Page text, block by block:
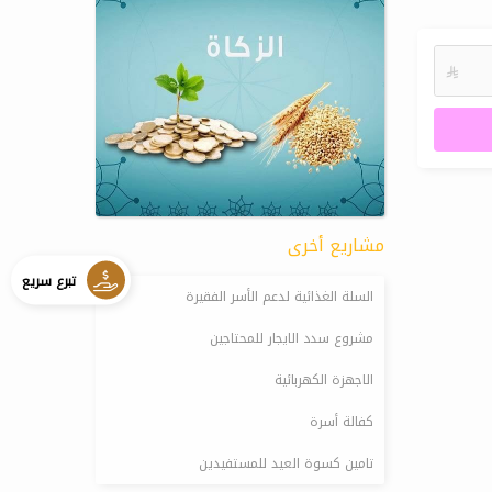

مشاريع أخرى
السلة الغذائية لدعم الأسر الفقيرة
مشروع سدد الايجار للمحتاجين
الاجهزة الكهربائية
كفالة أسرة
تامين كسوة العيد للمستفيدين
تبرع سريع